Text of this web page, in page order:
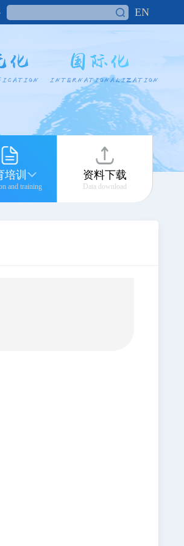
EN
培训
and training
资料下载
Data download